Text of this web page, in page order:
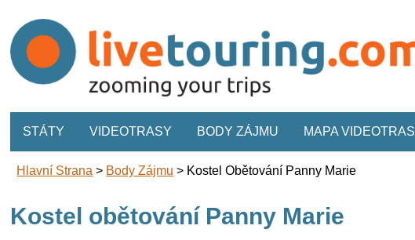
STÁTY VIDEOTRASY BODY ZÁJMU MAPA VIDEOTRAS
Hlavní Strana > Body Zájmu > Kostel Obětování Panny Marie
Kostel obětování Panny Marie